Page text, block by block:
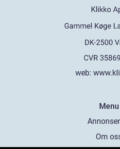
web:
Menu
Om